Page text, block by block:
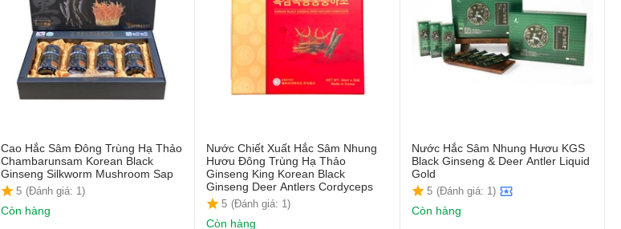
Cao Hắc Sâm Đông Trùng Hạ Thảo
Chambarunsam Korean Black
Ginseng Silkworm Mushroom Sap
5 (Đánh giá: 1)
Còn hàng
Nước Chiết Xuất Hắc Sâm Nhung
Hươu Đông Trùng Hạ Thảo
Ginseng King Korean Black
Ginseng Deer Antlers Cordyceps
5 (Đánh giá: 1)
Còn hàng
Nước Hắc Sâm Nhung Hươu KGS
Black Ginseng & Deer Antler Liquid
Gold
5 (Đánh giá: 1)
Còn hàng